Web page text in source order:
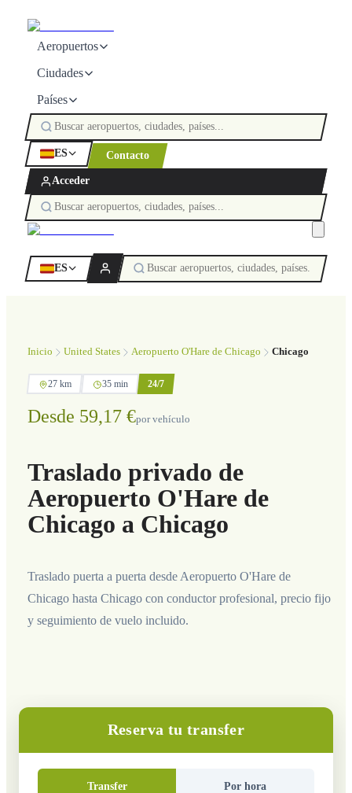
Aeropuertos
Ciudades
Países
ES Contacto
Acceder
ES
Inicio United States Aeropuerto O'Hare de Chicago Chicago
27 km 35 min 24/7
Desde 59,17 €por vehículo
Traslado privado de
Aeropuerto O'Hare de
Chicago a Chicago
Traslado puerta a puerta desde Aeropuerto O'Hare de
Chicago hasta Chicago con conductor profesional, precio fijo
y seguimiento de vuelo incluido.
Reserva tu transfer
Transfer Por hora